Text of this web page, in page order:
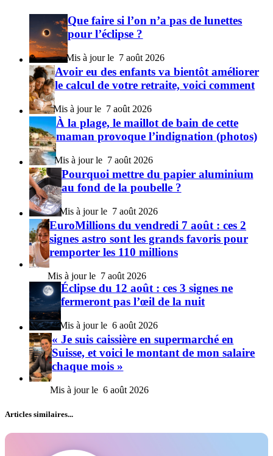
Que faire si l’on n’a pas de lunettes
pour l’éclipse ?
7 août 2026
Avoir eu des enfants va bientôt améliorer
le calcul de votre retraite, voici comment
7 août 2026
À la plage, le maillot de bain de cette
maman provoque l’indignation (photos)
7 août 2026
Pourquoi mettre du papier aluminium
au fond de la poubelle ?
7 août 2026
EuroMillions du vendredi 7 août : ces 2
signes astro sont les grands favoris pour
remporter les 110 millions
7 août 2026
Éclipse du 12 août : ces 3 signes ne
fermeront pas l’œil de la nuit
6 août 2026
« Je suis caissière en supermarché en
Suisse, et voici le montant de mon salaire
chaque mois »
6 août 2026
Articles similaires...